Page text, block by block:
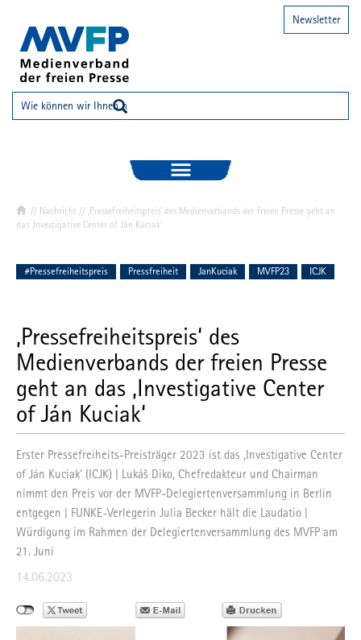
Newsletter
// Nachricht // ‚Pressefreiheitspreis‘ des Medienverbands der freien Presse geht an
das ‚Investigative Center of Ján Kuciak‘
#Pressefreiheitspreis Pressfreiheit JanKuciak MVFP23 ICJK
‚Pressefreiheitspreis‘ des
Medienverbands der freien Presse
geht an das ‚Investigative Center
of Ján Kuciak‘
Erster Pressefreiheits-Preisträger 2023 ist das ‚Investigative Center
of Ján Kuciak‘ (ICJK) | Lukáš Diko, Chefredakteur und Chairman
nimmt den Preis vor der MVFP-Delegiertenversammlung in Berlin
entgegen | FUNKE-Verlegerin Julia Becker hält die Laudatio |
Würdigung im Rahmen der Delegiertenversammlung des MVFP am
21. Juni
14.06.2023